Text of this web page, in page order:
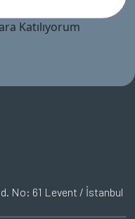
Katılıyorum
No: 61 Levent / İstanbul